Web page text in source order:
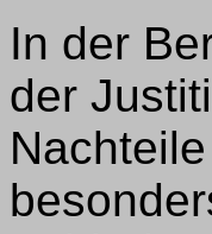
In der
der